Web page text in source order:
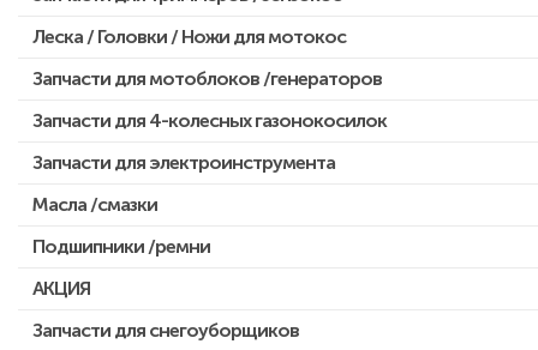
Запчасти для Китайских триммеров
Запчасти для мотокос Stihl /Husqvarna /Oleo-mac /Echo и др.
Леска / Головки / Ножи для мотокос
Запчасти для мотоблоков /генераторов
Запчасти для 4-колесных газонокосилок
Запчасти для электроинструмента
Двигатели, редукторы для шуруповертов
Патроны для шуруповертов / перфораторов
Выключатели, переключатели
Запчасти для перфораторов и отбойных молотков
Масла /смазки
Подшипники /ремни
АКЦИЯ
Скидка 50%
Запчасти для снегоуборщиков